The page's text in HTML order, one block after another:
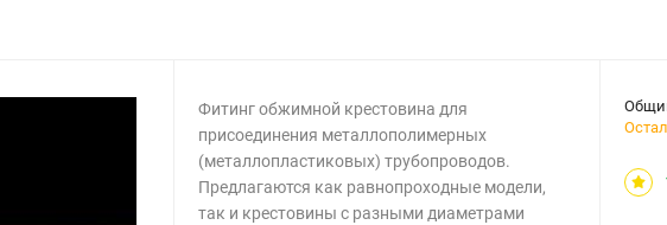
Фитинг обжимной крестовина для
присоединения металлополимерных
(металлопластиковых) трубопроводов.
Предлагаются как равнопроходные модели,
так и крестовины с разными диаметрами